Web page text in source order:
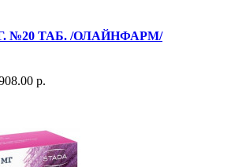
№20 ТАБ. /ОЛАЙНФАРМ/
р.